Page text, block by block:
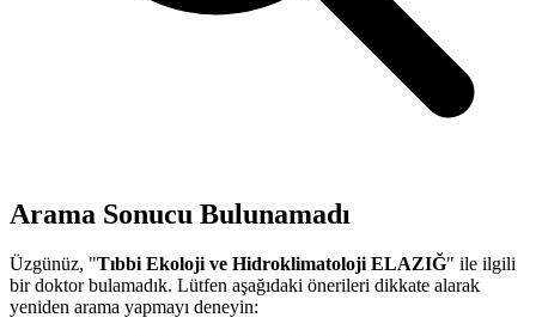
Arama Sonucu Bulunamadı
Üzgünüz, "Tıbbi Ekoloji ve Hidroklimatoloji ELAZIĞ" ile ilgili
bir doktor bulamadık. Lütfen aşağıdaki önerileri dikkate alarak
yeniden arama yapmayı deneyin: